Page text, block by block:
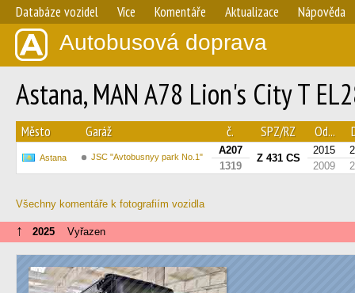
Databáze vozidel Více Komentáře Aktualizace Nápověda
Autobusová doprava
Astana, MAN A78 Lion's City T
Město Garáž č. SPZ/RZ Od...
Astana JSC "Avtobusnyy park No.1"
A207
Z 431 CS
2015
1319
2009
Všechny komentáře k fotografiím vozidla
↑ 2025 Vyřazen